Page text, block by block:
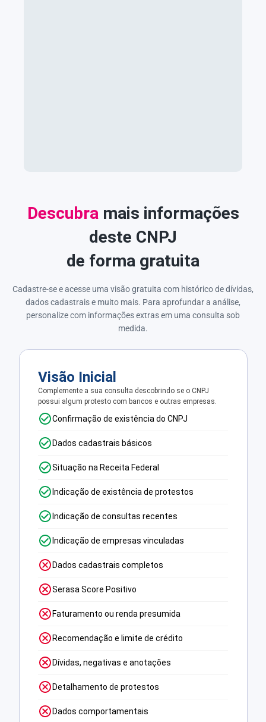
Descubramais informações
deste CNPJ
de forma gratuita
Cadastre-se e acesse uma visão gratuita com histórico de dívidas,
dados cadastrais e muito mais. Para aprofundar a análise,
personalize com informações extras em uma consulta sob
medida.
Visão Inicial
Complemente a sua consulta descobrindo se o CNPJ
possui algum protesto com bancos e outras empresas.
Confirmação de existência do CNPJ
Dados cadastrais básicos
Situação na Receita Federal
Indicação de existência de protestos
Indicação de consultas recentes
Indicação de empresas vinculadas
Dados cadastrais completos
Serasa Score Positivo
Faturamento ou renda presumida
Recomendação e limite de crédito
Dívidas, negativas e anotações
Detalhamento de protestos
Dados comportamentais